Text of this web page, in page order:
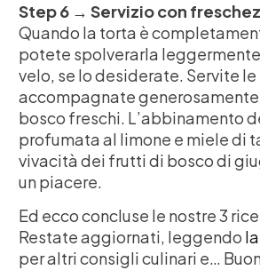
Step 6 → Servizio con
Quando la torta è
potete spolverarla leggermente
velo, se lo desiderate. Servite
accompagnate
bosco freschi. L’abbinamento
profumata al limone e miele di
vivacità dei frutti di bosco di
un piacere.
Ed ecco concluse le nostre 3
Restate aggiornati, leggendo
per altri consigli culinari e…